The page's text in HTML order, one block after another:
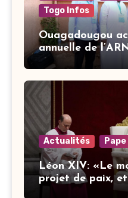
Togo Infos
Ouagadougou
annuelle de
défis de
Actualités Pape
Léon XIV: «Le
projet de paix,
stratégies